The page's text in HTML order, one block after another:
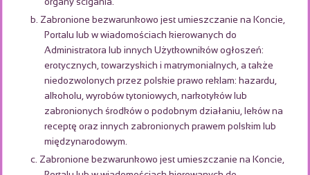
organy ścigania.
b. Zabronione bezwarunkowo jest umieszczanie na Koncie,
Portalu lub w wiadomościach kierowanych do
Administratora lub innych Użytkowników ogłoszeń:
erotycznych, towarzyskich i matrymonialnych, a także
niedozwolonych przez polskie prawo reklam: hazardu,
alkoholu, wyrobów tytoniowych, narkotyków lub
zabronionych środków o podobnym działaniu, leków na
receptę oraz innych zabronionych prawem polskim lub
międzynarodowym.
c. Zabronione bezwarunkowo jest umieszczanie na Koncie,